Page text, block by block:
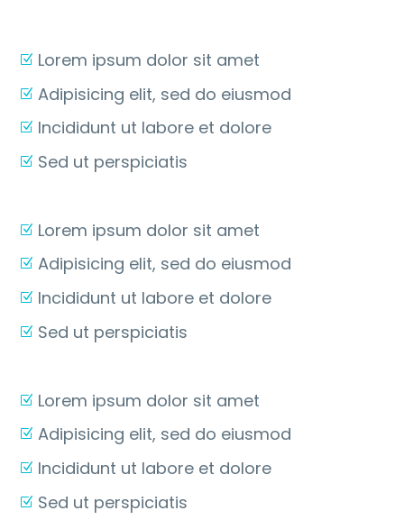
Lorem ipsum dolor sit amet
Adipisicing elit, sed do eiusmod
Incididunt ut labore et dolore
Sed ut perspiciatis
Lorem ipsum dolor sit amet
Adipisicing elit, sed do eiusmod
Incididunt ut labore et dolore
Sed ut perspiciatis
Lorem ipsum dolor sit amet
Adipisicing elit, sed do eiusmod
Incididunt ut labore et dolore
Sed ut perspiciatis